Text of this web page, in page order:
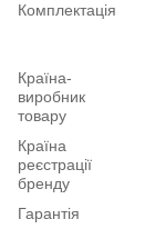
Комплектація
Країна-
виробник
товару
Країна
реєстрації
бренду
Гарантія